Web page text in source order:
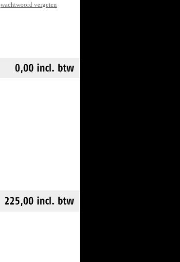
wachtwoord vergeten